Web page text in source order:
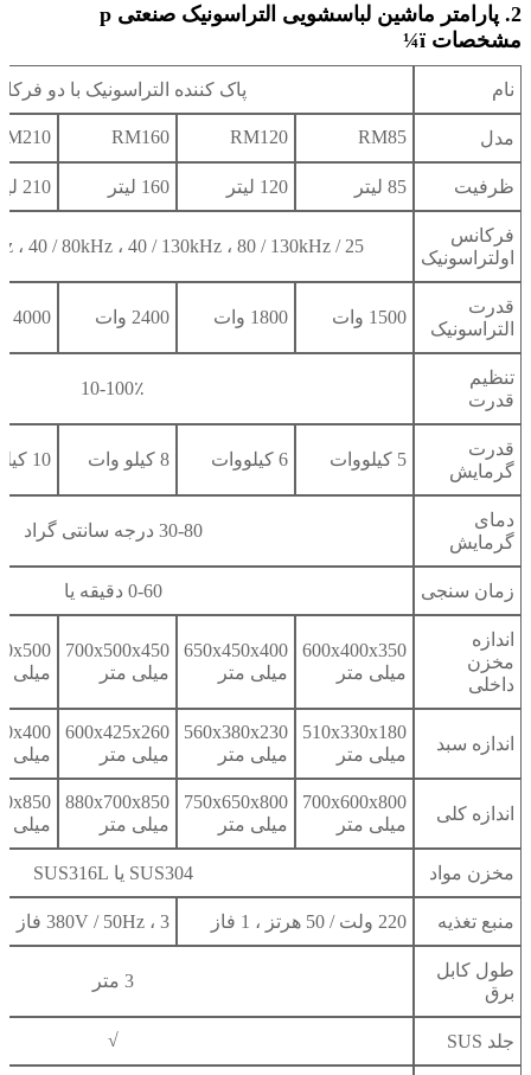
2. پارامتر ماشین لباسشویی التراسونیک صنعتی p
مشخصات ï¼
نام پاک کننده التراسونیک با دو
مدل RM85
RM120
RM160
ظرفیت 85 لیتر 120 لیتر 160 لیتر 210 لیتر
فرکانس
اولتراسونیک
25 / 45kHz ، 28 / 68kHz ، 40 / 80kHz ، 40 / 130kHz ، 80 / 130kHz
قدرت
التراسونیک
1500 وات 1800 وات 2400 وات 4000 وات
تنظیم
قدرت
10-100٪
قدرت
گرمایش
5 کیلووات 6 کیلووات 8 کیلو وات 10 کیلووات
دمای
گرمایش
30-80 درجه سانتی گراد
زمان سنجی 0-60 دقیقه یا
اندازه
مخزن
داخلی
600x400x350
میلی متر
650x450x400
میلی متر
700x500x450
میلی متر
میلی
اندازه سبد
510x330x180
میلی متر
560x380x230
میلی متر
600x425x260
میلی متر
میلی
اندازه کلی
700x600x800
میلی متر
750x650x800
میلی متر
880x700x850
میلی متر
میلی
مخزن مواد SUS304 یا SUS316L
منبع تغذیه 220 ولت / 50 هرتز ، 1 فاز 380V / 50Hz ، 3 فاز
طول کابل
برق
3 متر
جلد SUS √